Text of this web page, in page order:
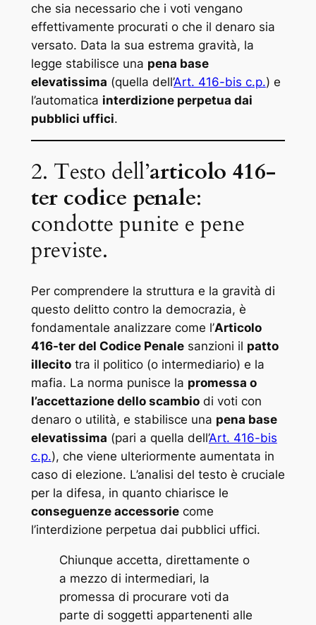
che sia necessario che i voti vengano
effettivamente procurati o che il denaro sia
versato. Data la sua estrema gravità, la
legge stabilisce una pena base
elevatissima (quella dell’Art. 416-bis c.p.) e
l’automatica interdizione perpetua dai
pubblici uffici.
2. Testo dell’articolo 416-
ter codice penale:
condotte punite e pene
previste.
Per comprendere la struttura e la gravità di
questo delitto contro la democrazia, è
fondamentale analizzare come l’Articolo
416-ter del Codice Penalesanzioni il patto
illecitotra il politico (o intermediario) e la
mafia. La norma punisce la promessa o
l’accettazione dello scambiodi voti con
denaro o utilità, e stabilisce una pena base
elevatissima (pari a quella dell’Art. 416-bis
c.p.), che viene ulteriormente aumentata in
caso di elezione. L’analisi del testo è cruciale
per la difesa, in quanto chiarisce le
conseguenze accessoriecome
l’interdizione perpetua dai pubblici uffici.
Chiunque accetta, direttamente o
a mezzo di intermediari, la
promessa di procurare voti da
parte di soggetti appartenenti alle